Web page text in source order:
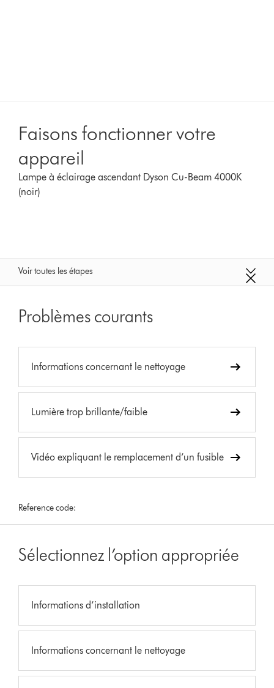
Faisons fonctionner votre
appareil
Lampe à éclairage ascendant Dyson Cu-Beam 4000K
(noir)
Voir toutes les étapes
Problèmes courants
Informations concernant le nettoyage
Lumière trop brillante/faible
Vidéo expliquant le remplacement d’un fusible
Reference code:
Sélectionnez l’option appropriée
Informations d’installation
Informations concernant le nettoyage